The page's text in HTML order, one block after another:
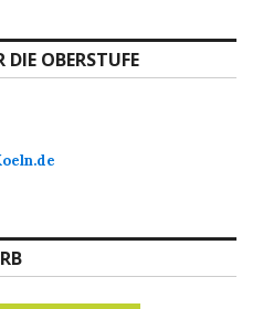
OBERSTUFE